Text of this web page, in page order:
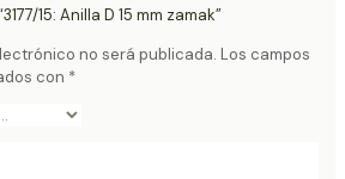
15: Anilla D 15 mm zamak”
no será publicada. Los campos
con *